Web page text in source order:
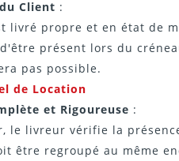
Client :
livré propre et en état de
présent lors du
pas possible.
de Location
et Rigoureuse :
le livreur vérifie la
être regroupé au même